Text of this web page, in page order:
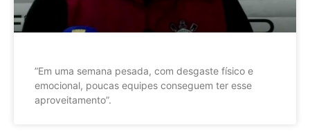
”Em uma semana pesada, com desgaste físico e
emocional, poucas equipes conseguem ter esse
aproveitamento”.